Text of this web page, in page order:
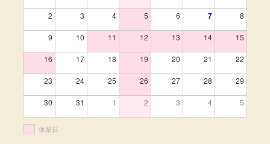
2 3 4 5 6 7 8
9 10 11 12 13 14 15
16 17 18 19 20 21 22
23 24 25 26 27 28 29
30 31 1 2 3 4 5
休業日